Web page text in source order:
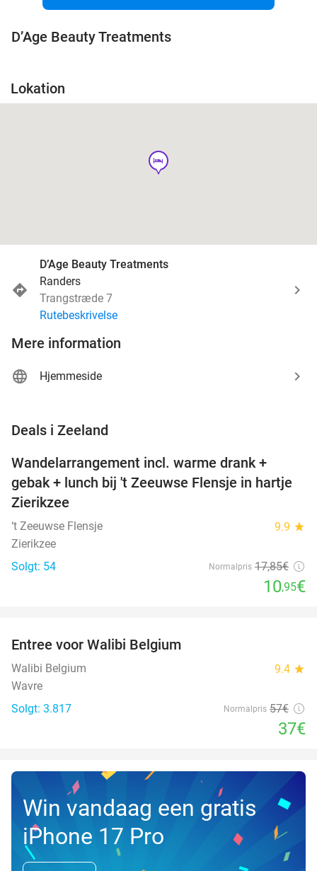
D’Age Beauty Treatments
Lokation
hotel
D’Age Beauty Treatments
Randers
Trangstræde 7
Rutebeskrivelse
Mere information
Hjemmeside
Deals i Zeeland
DAG
Wandelarrangement incl. warme drank +
gebak + lunch bij 't Zeeuwse Flensje in hartje
Zierikzee
‘t Zeeuwse Flensje 9.9 star
Zierikzee
Solgt: 54
Normalpris 17,85€
10,95€
Entree voor Walibi Belgium
Walibi Belgium 9.4 star
Wavre
Solgt: 3.817
Normalpris 57€
37€
Win vandaag een gratis
iPhone 17 Pro